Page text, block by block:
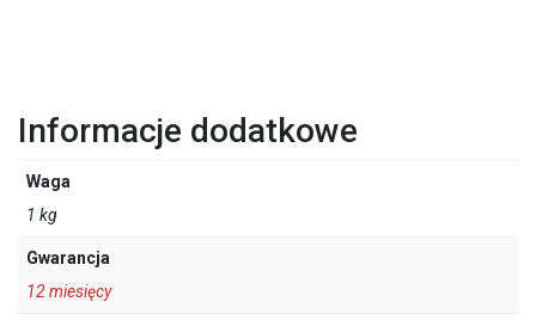
Informacje dodatkowe
Waga
1 kg
Gwarancja
12 miesięcy